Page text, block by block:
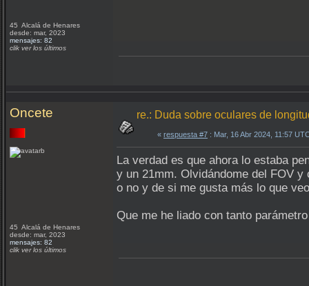
45 Alcalá de Henares
desde: mar, 2023
mensajes: 82
clik ver los últimos
Oncete
45 Alcalá de Henares
desde: mar, 2023
mensajes: 82
clik ver los últimos
re.: Duda sobre oculares de
« respuesta #7 : Mar, 16 Abr 2024, 11:57
La verdad es que ahora lo estaba
y un 21mm. Olvidándome del FOV
o no y de si me gusta más lo que
Que me he liado con tanto